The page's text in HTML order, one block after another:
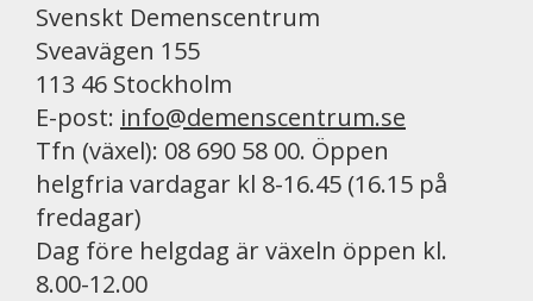
Svenskt Demenscentrum
Sveavägen 155
113 46 Stockholm
E-post: info@demenscentrum.se
Tfn (växel): 08 690 58 00. Öppen
helgfria vardagar kl 8-16.45 (16.15 på
fredagar)
Dag före helgdag är växeln öppen kl.
8.00-12.00